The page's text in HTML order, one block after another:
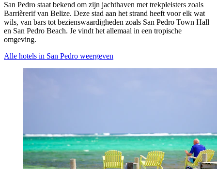
San Pedro staat bekend om zijn jachthaven met trekpleisters zoals
Barrièrerif van Belize. Deze stad aan het strand heeft voor elk wat
wils, van bars tot bezienswaardigheden zoals San Pedro Town Hall
en San Pedro Beach. Je vindt het allemaal in een tropische
omgeving.
Alle hotels in San Pedro weergeven